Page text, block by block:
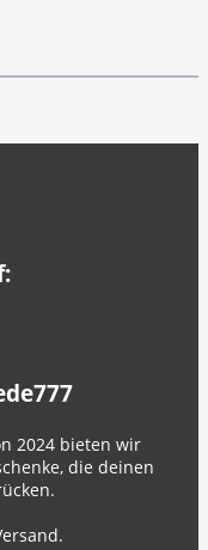
2024 bieten wir
die deinen